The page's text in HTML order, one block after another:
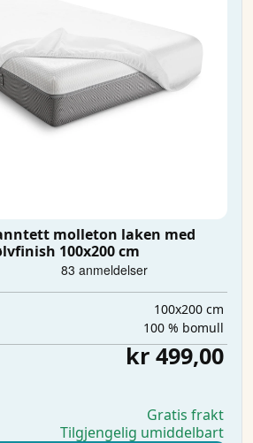
molleton laken med
100x200 cm
100x200 cm
100 % bomull
kr 499,00
Gratis frakt
Tilgjengelig umiddelbart